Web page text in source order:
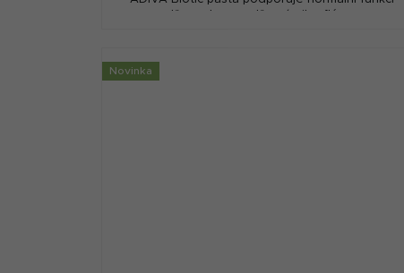
střev, zdravou střevní mikroflóru,...
Novinka